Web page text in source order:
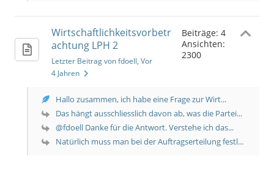
Wirtschaftlichkeitsvorbetr
achtung LPH 2
Letzter Beitrag von fdoell, Vor
4 Jahren
Beiträge: 4
Ansichten:
2300
Hallo zusammen, ich habe eine Frage zur Wirt...
Das hängt ausschliesslich davon ab, was die Partei...
@fdoell Danke für die Antwort. Verstehe ich das...
Natürlich muss man bei der Auftragserteilung festl...